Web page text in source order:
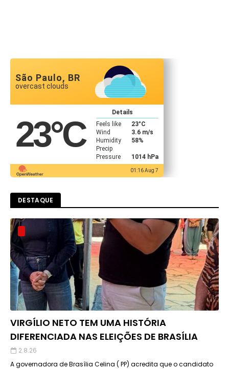
São Paulo, BR
overcast clouds
23°C
Details
Feels like
23°C
Wind
3.6 m/s
Humidity
58%
Precip
Pressure
1014 hPa
01:16 Aug 7
DESTAQUE
VIRGÍLIO NETO TEM UMA HISTÓRIA
DIFERENCIADA NAS ELEIÇÕES DE BRASÍLIA
2.8.26
A governadora de Brasília Celina ( PP) acredita que o candidato